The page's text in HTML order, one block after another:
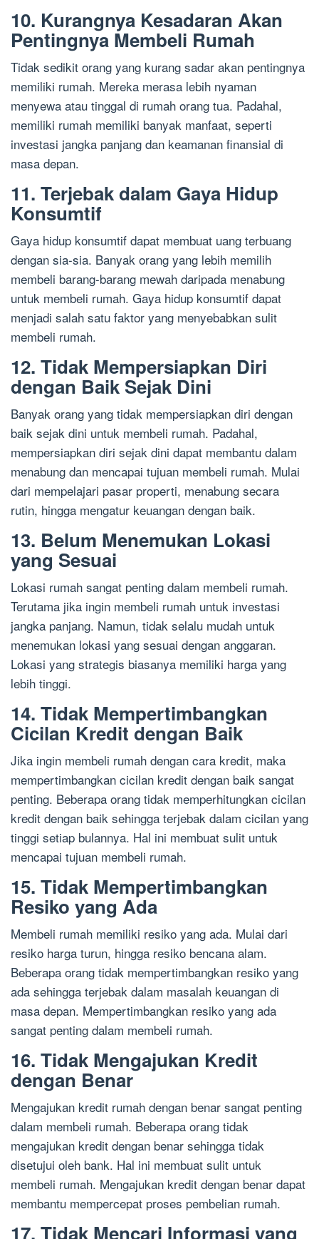
10. Kurangnya Kesadaran Akan
Pentingnya Membeli Rumah
Tidak sedikit orang yang kurang sadar akan pentingnya
memiliki rumah. Mereka merasa lebih nyaman
menyewa atau tinggal di rumah orang tua. Padahal,
memiliki rumah memiliki banyak manfaat, seperti
investasi jangka panjang dan keamanan finansial di
masa depan.
11. Terjebak dalam Gaya Hidup
Konsumtif
Gaya hidup konsumtif dapat membuat uang terbuang
dengan sia-sia. Banyak orang yang lebih memilih
membeli barang-barang mewah daripada menabung
untuk membeli rumah. Gaya hidup konsumtif dapat
menjadi salah satu faktor yang menyebabkan sulit
membeli rumah.
12. Tidak Mempersiapkan Diri
dengan Baik Sejak Dini
Banyak orang yang tidak mempersiapkan diri dengan
baik sejak dini untuk membeli rumah. Padahal,
mempersiapkan diri sejak dini dapat membantu dalam
menabung dan mencapai tujuan membeli rumah. Mulai
dari mempelajari pasar properti, menabung secara
rutin, hingga mengatur keuangan dengan baik.
13. Belum Menemukan Lokasi
yang Sesuai
Lokasi rumah sangat penting dalam membeli rumah.
Terutama jika ingin membeli rumah untuk investasi
jangka panjang. Namun, tidak selalu mudah untuk
menemukan lokasi yang sesuai dengan anggaran.
Lokasi yang strategis biasanya memiliki harga yang
lebih tinggi.
14. Tidak Mempertimbangkan
Cicilan Kredit dengan Baik
Jika ingin membeli rumah dengan cara kredit, maka
mempertimbangkan cicilan kredit dengan baik sangat
penting. Beberapa orang tidak memperhitungkan cicilan
kredit dengan baik sehingga terjebak dalam cicilan yang
tinggi setiap bulannya. Hal ini membuat sulit untuk
mencapai tujuan membeli rumah.
15. Tidak Mempertimbangkan
Resiko yang Ada
Membeli rumah memiliki resiko yang ada. Mulai dari
resiko harga turun, hingga resiko bencana alam.
Beberapa orang tidak mempertimbangkan resiko yang
ada sehingga terjebak dalam masalah keuangan di
masa depan. Mempertimbangkan resiko yang ada
sangat penting dalam membeli rumah.
16. Tidak Mengajukan Kredit
dengan Benar
Mengajukan kredit rumah dengan benar sangat penting
dalam membeli rumah. Beberapa orang tidak
mengajukan kredit dengan benar sehingga tidak
disetujui oleh bank. Hal ini membuat sulit untuk
membeli rumah. Mengajukan kredit dengan benar dapat
membantu mempercepat proses pembelian rumah.
17. Tidak Mencari Informasi yang